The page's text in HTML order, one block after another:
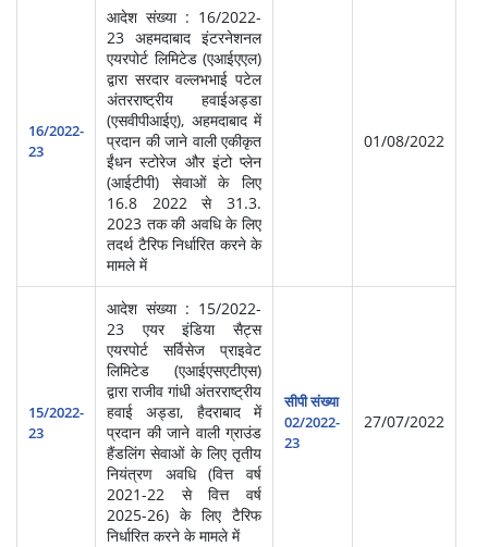
16/2022-
23
आदेश संख्या : 16/2022-
23 अहमदाबाद इंटरनेशनल
एयरपोर्ट लिमिटेड (एआईएएल)
द्वारा सरदार वल्लभभाई पटेल
अंतरराष्ट्रीय हवाईअड्डा
(एसवीपीआईए), अहमदाबाद में
प्रदान की जाने वाली एकीकृत
ईंधन स्टोरेज और इंटो प्लेन
(आईटीपी) सेवाओं के लिए
16.8 2022 से 31.3.
2023 तक की अवधि के लिए
तदर्थ टैरिफ निर्धारित करने के
मामले में
01/08/2022
15/2022-
23
आदेश संख्या : 15/2022-
23 एयर इंडिया सैट्स
एयरपोर्ट सर्विसेज प्राइवेट
लिमिटेड (एआईएसएटीएस)
द्वारा राजीव गांधी अंतरराष्ट्रीय
हवाई अड्डा, हैदराबाद में
प्रदान की जाने वाली ग्राउंड
हैंडलिंग सेवाओं के लिए तृतीय
नियंत्रण अवधि (वित्त वर्ष
2021-22 से वित्त वर्ष
2025-26) के लिए टैरिफ
निर्धारित करने के मामले में
सीपी संख्या
02/2022-
23
27/07/2022